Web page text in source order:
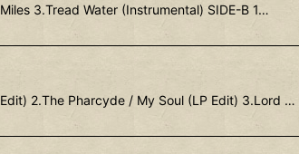
3.Tread Water (Instrumental) SIDE-B 1…
2.The Pharcyde / My Soul (LP Edit) 3.Lord …